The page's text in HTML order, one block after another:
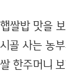
햅쌀밥 맛을
시골 사는 농
쌀 한주머니